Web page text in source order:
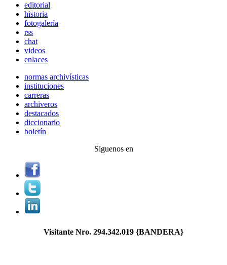
editorial
historia
fotogalería
rss
chat
videos
enlaces
normas archivísticas
instituciones
carreras
archiveros
destacados
diccionario
boletín
Siguenos en
Visitante Nro. 294.342.019 {BANDERA}